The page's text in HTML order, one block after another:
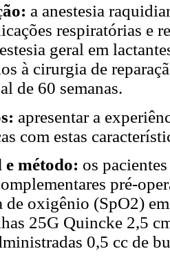
a anestesia
respiratórias e
geral em
à cirurgia de
de 60 semanas.
apresentar a
com estas
método: os
pré-
de oxigênio (SpO2)
25G Quincke 2,5
0,5 cc de